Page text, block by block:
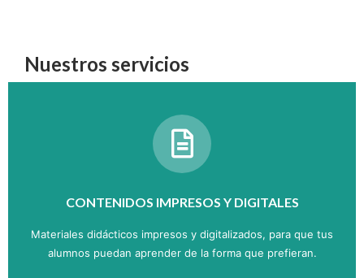
Nuestros servicios
CONTENIDOS IMPRESOS Y DIGITALES
Materiales didácticos impresos y digitalizados, para que tus
alumnos puedan aprender de la forma que prefieran.